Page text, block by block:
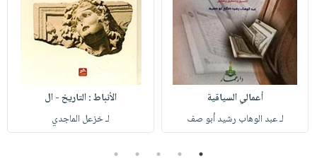
حلي
عناية
بالذات
صابون
أطفال
مناسبات
الشركة
سياسة
الشركة
فيديوهات
أسئلة
يتكرر
طرحها
لائحة
الأمنيات
عربة
نشرة
أعمالي السياقية
لـ عبد الوهاب رشيد أبو صف
الأنباط : التاريخ - ال
لـ خزعل الماجدي
1
2
3
4
5